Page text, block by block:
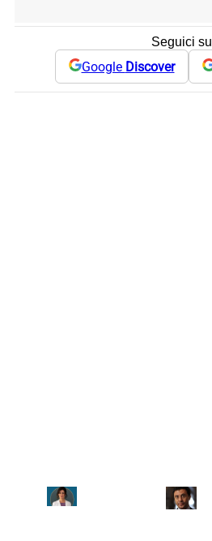
Seguici su
Google Discover